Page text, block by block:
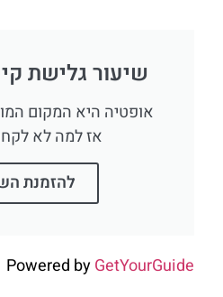
שיעור גלישת
אופטיה היא המקום
אז למה לא
להזמנת
Powered byGetYourGuide